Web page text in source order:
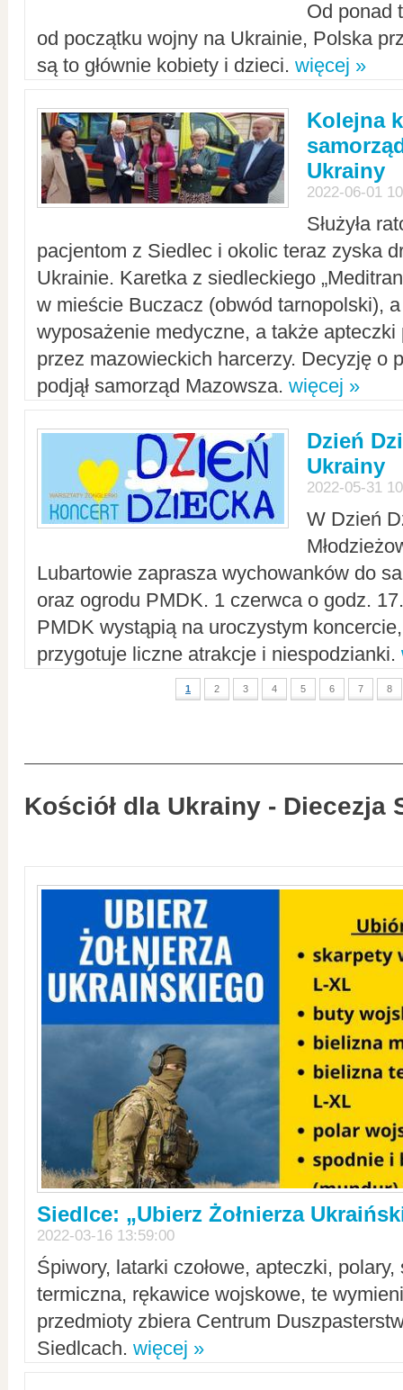
Od ponad
od początku wojny na Ukrainie, Polska
są to głównie kobiety i dzieci. więcej »
Kolejna
Ukrainy
2022-06-01
Służyła
pacjentom z Siedlec i okolic teraz zyska
Ukrainie. Karetka z siedleckiego
w mieście Buczacz (obwód tarnopolski),
wyposażenie medyczne, a także apteczki
przez mazowieckich harcerzy. Decyzję o
podjął samorząd Mazowsza. więcej »
Dzień
Ukrainy
2022-05-31
W Dzień
Lubartowie zaprasza wychowanków do
oraz ogrodu PMDK. 1 czerwca o godz.
PMDK wystąpią na uroczystym
przygotuje liczne atrakcje i niespodzianki.
1 2 3 4 5 6 7 8
Kościół dla Ukrainy - Diecezja
Siedlce: „Ubierz Żołnierza
2022-03-16 13:59:00
Śpiwory, latarki czołowe, apteczki,
termiczna, rękawice wojskowe, te
przedmioty zbiera Centrum
Siedlcach. więcej »